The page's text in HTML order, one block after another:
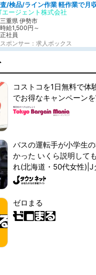
エージェント株式会社
三重県 伊勢市
時給1,500円～
正社員
スポンサー：求人ボックス
コストコを1日無料で体
でお得なキャンペーン
バスの運転手が小学生
かった いくら説明して
れ(北海道・50代女性)|J
ゼロまる